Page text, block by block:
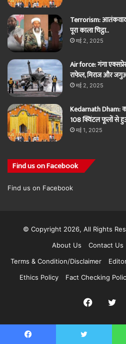
Terrorism: आतंकवाद
पूरा काला चिट्ठा..
मई 2, 2025
Air force: गंगा
राफेल, मिराज और
मई 2, 2025
Kedarnath Dham:
108 क्विंटल फूलों से
मई 1, 2025
Find us on Facebook
Find us on Facebook
© Copyright 2026, All Rights
About Us
Contact Us
Terms & Condition/Disclaimer
Ethics Policy
Fact Checking